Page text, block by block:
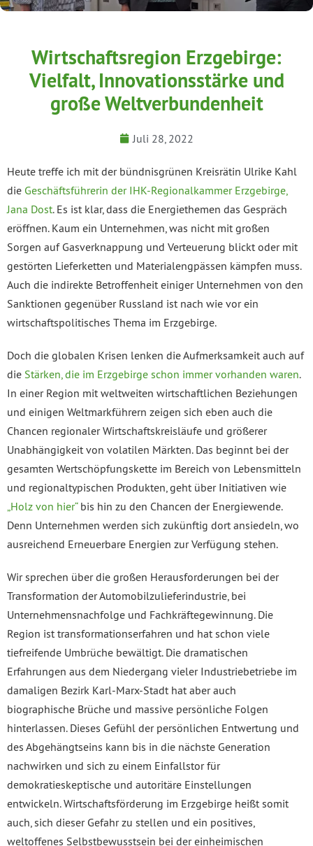
Wirtschaftsregion Erzgebirge:
Vielfalt, Innovationsstärke und
große Weltverbundenheit
Juli 28, 2022
Heute treffe ich mit der bündnisgrünen Kreisrätin Ulrike Kahl
die Geschäftsführerin der IHK-Regionalkammer Erzgebirge,
Jana Dost. Es ist klar, dass die Energiethemen das Gespräch
eröffnen. Kaum ein Unternehmen, was nicht mit großen
Sorgen auf Gasverknappung und Verteuerung blickt oder mit
gestörten Lieferketten und Materialengpässen kämpfen muss.
Auch die indirekte Betroffenheit einiger Unternehmen von den
Sanktionen gegenüber Russland ist nach wie vor ein
wirtschaftspolitisches Thema im Erzgebirge.
Doch die globalen Krisen lenken die Aufmerksamkeit auch auf
die Stärken, die im Erzgebirge schon immer vorhanden waren.
In einer Region mit weltweiten wirtschaftlichen Beziehungen
und einigen Weltmarkführern zeigen sich eben auch die
Chancen regionaler Wirtschaftskreisläufe und größerer
Unabhängigkeit von volatilen Märkten. Das beginnt bei der
gesamten Wertschöpfungskette im Bereich von Lebensmitteln
und regionaltypischen Produkten, geht über Initiativen wie
„Holz von hier“bis hin zu den Chancen der Energiewende.
Denn Unternehmen werden sich zukünftig dort ansiedeln, wo
ausreichend Erneuerbare Energien zur Verfügung stehen.
Wir sprechen über die großen Herausforderungen bei der
Transformation der Automobilzulieferindustrie, bei
Unternehmensnachfolge und Fachkräftegewinnung. Die
Region ist transformationserfahren und hat schon viele
tiefreifende Umbrüche bewältigt. Die dramatischen
Erfahrungen aus dem Niedergang vieler Industriebetriebe im
damaligen Bezirk Karl-Marx-Stadt hat aber auch
biographische Brüche und massive persönliche Folgen
hinterlassen. Dieses Gefühl der persönlichen Entwertung und
des Abgehängtseins kann bis in die nächste Generation
nachwirken und sich zu einem Einfallstor für
demokratieskeptische und autoritäre Einstellungen
entwickeln. Wirtschaftsförderung im Erzgebirge heißt somit
auch, sich dieser Gefahr zu stellen und ein positives,
weltoffenes Selbstbewusstsein bei der einheimischen